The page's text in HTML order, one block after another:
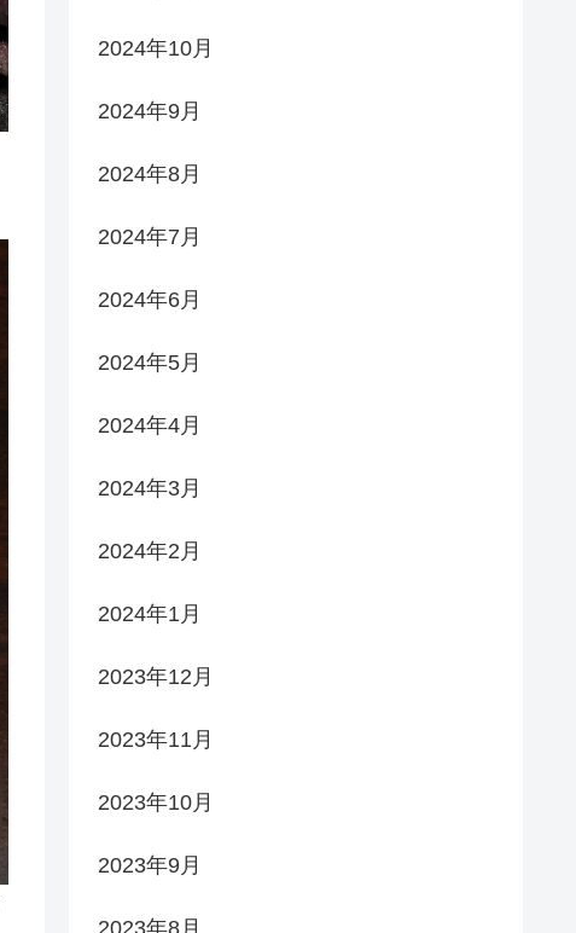
2024年10月
2024年9月
2024年8月
2024年7月
2024年6月
2024年5月
2024年4月
2024年3月
2024年2月
2024年1月
2023年12月
2023年11月
2023年10月
2023年9月